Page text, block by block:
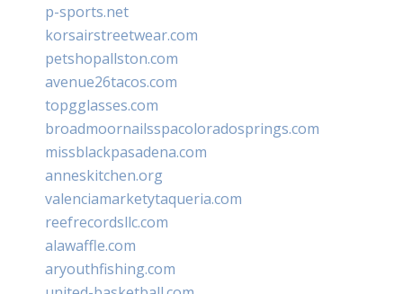
p-sports.net
korsairstreetwear.com
petshopallston.com
avenue26tacos.com
topgglasses.com
broadmoornailsspacoloradosprings.com
missblackpasadena.com
anneskitchen.org
valenciamarketytaqueria.com
reefrecordsllc.com
alawaffle.com
aryouthfishing.com